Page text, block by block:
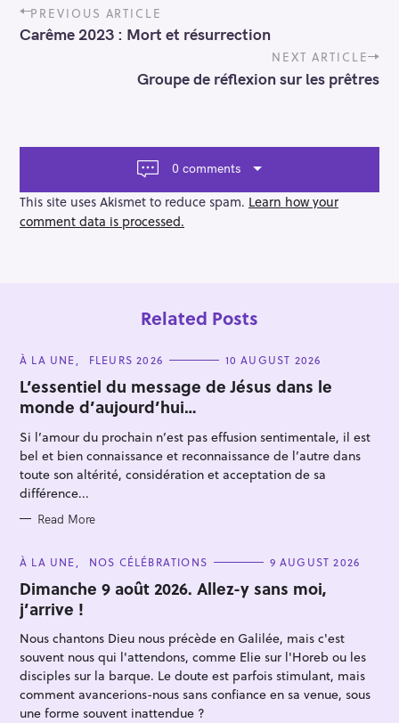
P
o
s
g
i
o
PREVIOUS ARTICLE
Carême 2023 : Mort et résurrection
NEXT ARTICLE
Groupe de réflexion sur les prêtres
0 comments
This site uses Akismet to reduce spam. Learn how your
comment data is processed.
Related Posts
C
T
E
G
O
I
E
S
À LA UNE FLEURS 2026 10 AUGUST 2026
L’essentiel du message de Jésus dans le
monde d’aujourd’hui…
Si l’amour du prochain n’est pas effusion sentimentale, il est
bel et bien connaissance et reconnaissance de l’autre dans
toute son altérité, considération et acceptation de sa
différence...
Read More
C
T
E
G
O
I
E
S
À LA UNE NOS CÉLÉBRATIONS 9 AUGUST 2026
Dimanche 9 août 2026. Allez-y sans moi,
j’arrive !
Nous chantons Dieu nous précède en Galilée, mais c'est
souvent nous qui l'attendons, comme Elie sur l'Horeb ou les
disciples sur la barque. Le doute est parfois stimulant, mais
comment avancerions-nous sans confiance en sa venue, sous
une forme souvent inattendue ?